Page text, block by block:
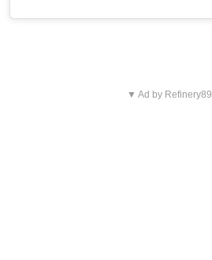
▼ Ad by Refinery89